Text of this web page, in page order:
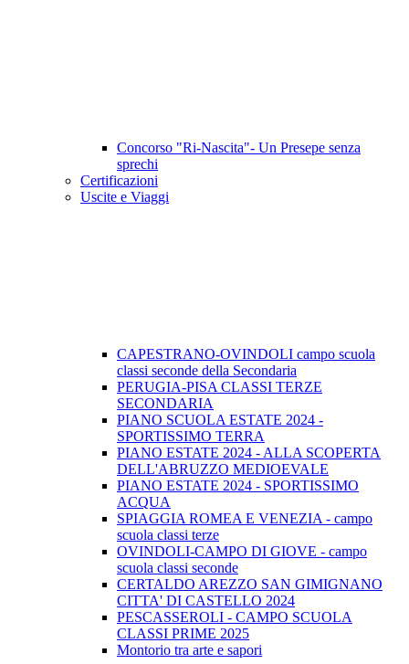
Concorso "Ri-Nascita"- Un Presepe senza
sprechi
Certificazioni
Uscite e Viaggi
CAPESTRANO-OVINDOLI campo scuola
classi seconde della Secondaria
PERUGIA-PISA CLASSI TERZE
SECONDARIA
PIANO SCUOLA ESTATE 2024 -
SPORTISSIMO TERRA
PIANO ESTATE 2024 - ALLA SCOPERTA
DELL'ABRUZZO MEDIOEVALE
PIANO ESTATE 2024 - SPORTISSIMO
ACQUA
SPIAGGIA ROMEA E VENEZIA - campo
scuola classi terze
OVINDOLI-CAMPO DI GIOVE - campo
scuola classi seconde
CERTALDO AREZZO SAN GIMIGNANO
CITTA' DI CASTELLO 2024
PESCASSEROLI - CAMPO SCUOLA
CLASSI PRIME 2025
Montorio tra arte e sapori